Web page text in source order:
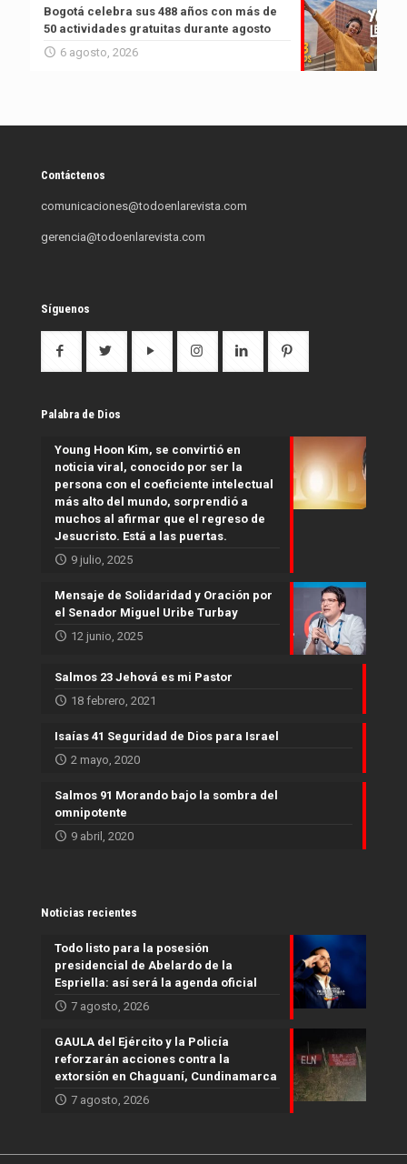
Bogotá celebra sus 488 años con más de
50 actividades gratuitas durante agosto
6 agosto, 2026
Contáctenos
comunicaciones@todoenlarevista.com
gerencia@todoenlarevista.com
Síguenos
Palabra de Dios
Young Hoon Kim, se convirtió en
noticia viral, conocido por ser la
persona con el coeficiente intelectual
más alto del mundo, sorprendió a
muchos al afirmar que el regreso de
Jesucristo. Está a las puertas.
9 julio, 2025
Mensaje de Solidaridad y Oración por
el Senador Miguel Uribe Turbay
12 junio, 2025
Salmos 23 Jehová es mi Pastor
18 febrero, 2021
Isaías 41 Seguridad de Dios para Israel
2 mayo, 2020
Salmos 91 Morando bajo la sombra del
omnipotente
9 abril, 2020
Noticias recientes
Todo listo para la posesión
presidencial de Abelardo de la
Espriella: así será la agenda oficial
7 agosto, 2026
GAULA del Ejército y la Policía
reforzarán acciones contra la
extorsión en Chaguaní, Cundinamarca
7 agosto, 2026